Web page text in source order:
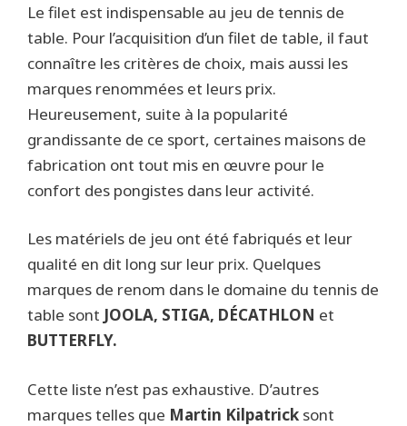
Le filet est indispensable au jeu de tennis de
table. Pour l’acquisition d’un filet de table, il faut
connaître les critères de choix, mais aussi les
marques renommées et leurs prix.
Heureusement, suite à la popularité
grandissante de ce sport, certaines maisons de
fabrication ont tout mis en œuvre pour le
confort des pongistes dans leur activité.
Les matériels de jeu ont été fabriqués et leur
qualité en dit long sur leur prix. Quelques
marques de renom dans le domaine du tennis de
table sont JOOLA, STIGA, DÉCATHLON et
BUTTERFLY.
Cette liste n’est pas exhaustive. D’autres
marques telles que Martin Kilpatrick sont